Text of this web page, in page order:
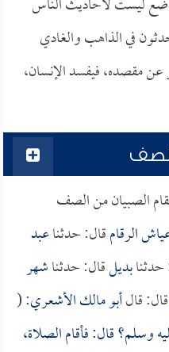
في الذاهب والغادي
مقصده، فيفسد الإنسان،
الصبيان من الصف
الرقامقال: حدثناعبد
بديلقال: حدثناشهر
قال: قالأبو مالك الأشعري: (
وسلم؟ قال: فأقام الصلاة،